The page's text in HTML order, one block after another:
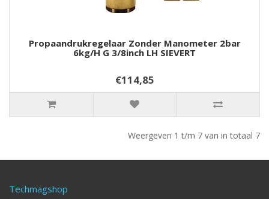
Propaandrukregelaar Zonder Manometer 2bar
6kg/h G 3/8inch LH SIEVERT
€114,85
Weergeven 1 t/m 7 van in totaal 7
Techmagshop